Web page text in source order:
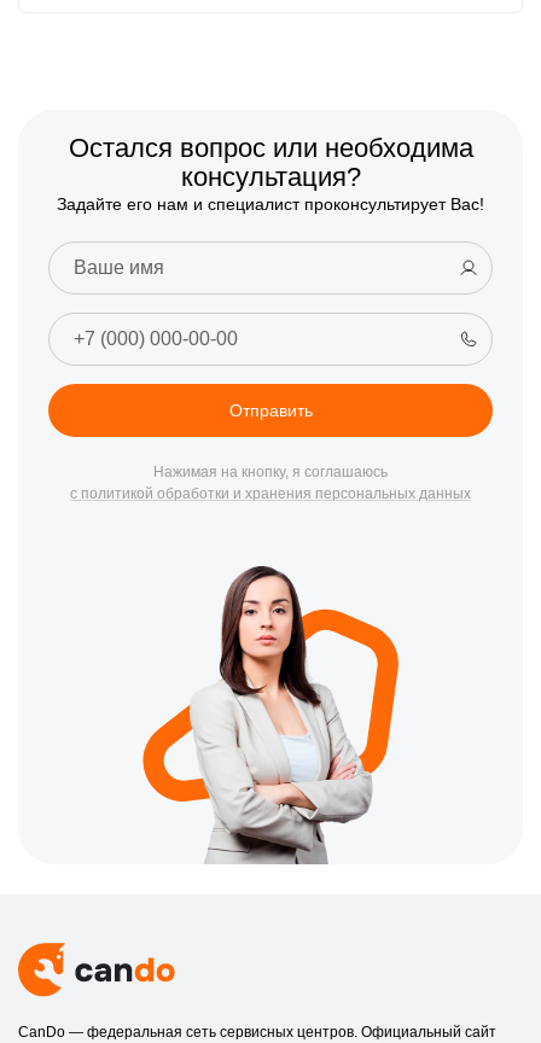
Остался вопрос или необходима
консультация?
Задайте его нам и специалист проконсультирует Вас!
Отправить
Нажимая на кнопку, я соглашаюсь
с политикой обработки и хранения персональных данных
CanDo — федеральная сеть сервисных центров. Официальный сайт